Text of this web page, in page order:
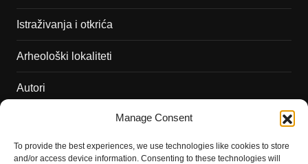
Manage Consent
To provide the best experiences, we use technologies like cookies to store
and/or access device information. Consenting to these technologies will
Istraživanja i otkrića
Arheološki lokaliteti
Autori
Dešavanja